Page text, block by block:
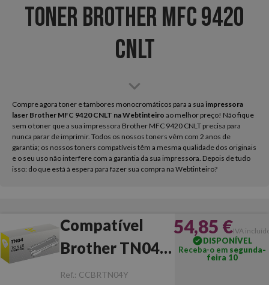
Toner Brother MFC 9420
CNLT
Compre agora toner e tambores monocromáticos para a sua impressora
laser Brother MFC 9420 CNLT na Webtinteiro ao melhor preço! Não fique
sem o toner que a sua impressora Brother MFC 9420 CNLT precisa para
nunca parar de imprimir. Todos os nossos toners vêm com 2 anos de
garantia; os nossos toners compatíveis têm a mesma qualidade dos originais
e o seu uso não interfere com a garantia da sua impressora. Depois de tudo
isso: do que está à espera para fazer sua compra na Webtinteiro?
Compatível
Brother TN04
Amarelo
Ref.: CCBRTN04Y
54,85 €IVA
DISPONÍVEL
Receba-o em segunda-
feira 10